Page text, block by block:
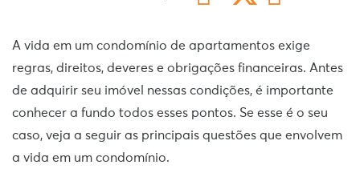
A vida em um condomínio de apartamentos exige
regras, direitos, deveres e obrigações financeiras. Antes
de adquirir seu imóvel nessas condições, é importante
conhecer a fundo todos esses pontos. Se esse é o seu
caso, veja a seguir as principais questões que envolvem
a vida em um condomínio.